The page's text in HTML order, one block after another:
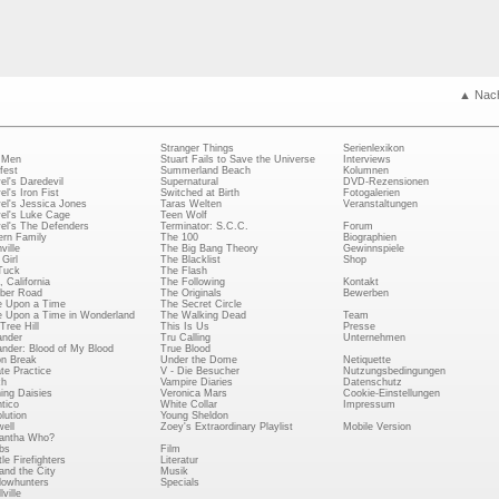
▲
Daredevil
Iron Fist
Jessica Jones
Luke Cage
The Defenders
Family
California
Road
Upon a Time
Upon a Time in Wonderland
Hill
Blood of My Blood
Break
Practice
Daisies
Who?
Firefighters
the City
Stranger Things
Stuart Fails to Save the Universe
Summerland Beach
Supernatural
Switched at Birth
Taras Welten
Teen Wolf
Terminator: S.C.C.
The 100
The Big Bang Theory
The Blacklist
The Flash
The Following
The Originals
The Secret Circle
The Walking Dead
This Is Us
Tru Calling
True Blood
Under the Dome
V - Die Besucher
Vampire Diaries
Veronica Mars
White Collar
Young Sheldon
Zoey's Extraordinary Playlist
Film
Literatur
Musik
Specials
Serienlexikon
Interviews
Kolumnen
DVD-Rezensionen
Fotogalerien
Veranstaltungen
Forum
Biographien
Gewinnspiele
Shop
Kontakt
Bewerben
Team
Presse
Unternehmen
Netiquette
Nutzungsbedingungen
Datenschutz
Cookie-Einstellungen
Impressum
Mobile Version